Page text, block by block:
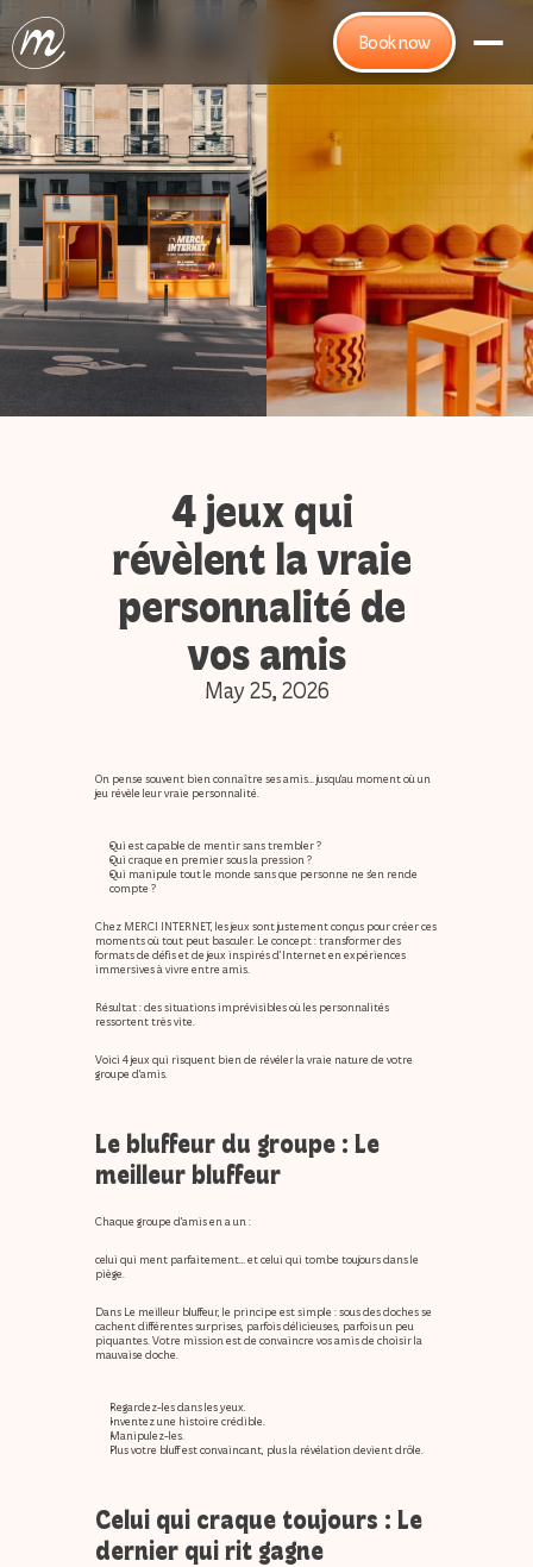
Book now
4 jeux qui
révèlent la vraie
personnalité de
vos amis
May 25, 2026
On pense souvent bien connaître ses amis… jusqu’au moment où un
jeu révèle leur vraie personnalité
Qui est capable de mentir sans trembler ?
Qui craque en premier sous la pression ?
Qui manipule tout le monde sans que personne ne s’en rende
compte ?
Chez MERCI INTERNET, les jeux sont justement conçus pour créer ces
moments où tout peut basculer. Le concept : transformer des
formats de défis et de jeux inspirés d’Internet en expériences
immersives à vivre entre amis
Résultat : des situations imprévisibles où les personnalités
ressortent très vite.
Voici 4 jeux qui risquent bien de révéler la vraie nature de votre
groupe d’amis
Le bluffeur du groupe : Le
meilleur bluffeur
Chaque groupe d’amis en a un :
celui qui ment parfaitement… et celui qui tombe toujours dans le
piège.
Dans Le meilleur bluffeur, le principe est simple : sous des cloches se
cachent différentes surprises, parfois délicieuses, parfois un peu
piquantes. Votre mission est de convaincre vos amis de choisir la
mauvaise cloche
Regardez-les dans les yeux.
Inventez une histoire crédible.
Manipulez-les.
Plus votre bluff est convaincant, plus la révélation devient drôle.
Celui qui craque toujours : Le
dernier qui rit gagne